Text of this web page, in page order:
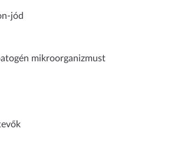
jód
mikroorganizmust